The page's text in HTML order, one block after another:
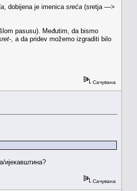
, dobijena je imenica sreća (sretja —>
pasusu). Međutim, da bismo
, a da pridev možemo izgraditi bilo
Сачувана
ијекавштина?
Сачувана